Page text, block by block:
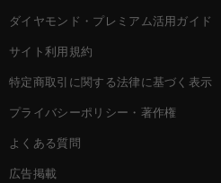
ダイヤモンド・プレミアム活用ガイド
サイト利用規約
特定商取引に関する法律に基づく表示
プライバシーポリシー・著作権
よくある質問
広告掲載